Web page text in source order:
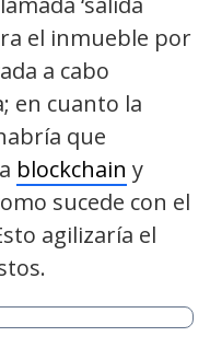
el inmueble por
a cabo
en cuanto la
que
blockchain y
sucede con el
agilizaría el